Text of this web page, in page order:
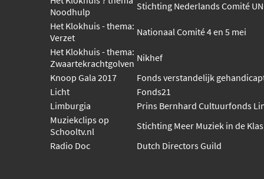
Noodhulp
Stichting Nederlands Comité
Het Klokhuis - thema:
Verzet
Nationaal Comité 4 en 5 mei
Het Klokhuis - thema:
Zwaartekrachtgolven Nikhef
Knoop Gala 2017
Fonds verstandelijk
Licht
Fonds21
Limburgia
Prins Bernhard Cultuurfonds
Muziekclips op
Schooltv.nl
Stichting Meer Muziek in de Klas
Radio Doc
Dutch Directors Guild